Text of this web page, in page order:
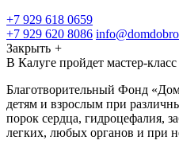
+7 929 618 0659
+7 929 620 8086
Закрыть +
В Калуге пройдет мастер-класс
Благотворительный Фонд
детям и взрослым при
порок сердца, гидроцефалия,
легких, любых органов и при